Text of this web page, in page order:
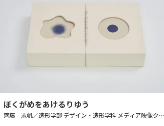
ぼくがめをあけるりゆう
齊藤 志帆／造形学部 デザイン・造形学科 メディア映像クリ